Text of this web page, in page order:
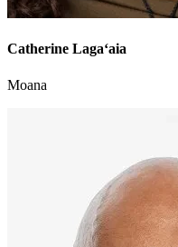
Catherine Laga‘aia
Moana